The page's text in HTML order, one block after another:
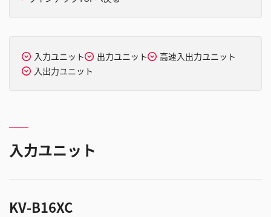
入力ユニット 出力ユニット
高速入出力ユニット
入出力ユニット
入力ユニット
KV-B16XC